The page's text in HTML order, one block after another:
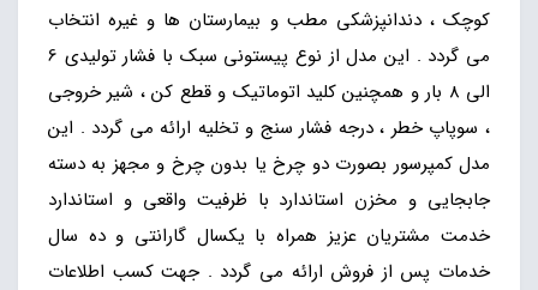
کوچک ، دندانپزشکی مطب و بیمارستان ها و غیره انتخاب
می گردد . این مدل از نوع پیستونی سبک با فشار تولیدی 6
الی 8 بار و همچنین کلید اتوماتیک و قطع کن ، شیر خروجی
، سوپاپ خطر ، درجه فشار سنج و تخلیه ارائه می گردد . این
مدل کمپرسور بصورت دو چرخ یا بدون چرخ و مجهز به دسته
جابجایی و مخزن استاندارد با ظرفیت واقعی و استاندارد
خدمت مشتریان عزیز همراه با یکسال گارانتی و ده سال
خدمات پس از فروش ارائه می گردد . جهت کسب اطلاعات